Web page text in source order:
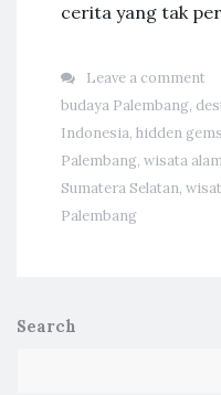
cerita yang tak
Leave a comment
budaya Palembang,
Indonesia, hidden gems
Palembang, wisata
Sumatera Selatan,
Palembang
Search